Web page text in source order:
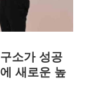
소가 성공
새로운 높